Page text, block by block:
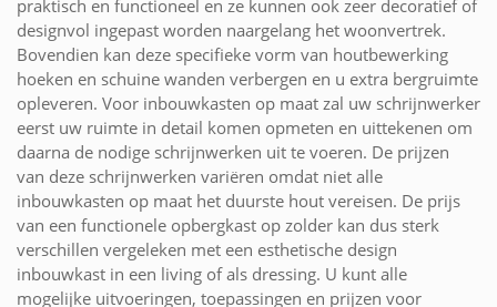
praktisch en functioneel en ze kunnen ook zeer decoratief of
designvol ingepast worden naargelang het woonvertrek.
Bovendien kan deze specifieke vorm van houtbewerking
hoeken en schuine wanden verbergen en u extra bergruimte
opleveren. Voor inbouwkasten op maat zal uw schrijnwerker
eerst uw ruimte in detail komen opmeten en uittekenen om
daarna de nodige schrijnwerken uit te voeren. De prijzen
van deze schrijnwerken variëren omdat niet alle
inbouwkasten op maat het duurste hout vereisen. De prijs
van een functionele opbergkast op zolder kan dus sterk
verschillen vergeleken met een esthetische design
inbouwkast in een living of als dressing. U kunt alle
mogelijke uitvoeringen, toepassingen en prijzen voor